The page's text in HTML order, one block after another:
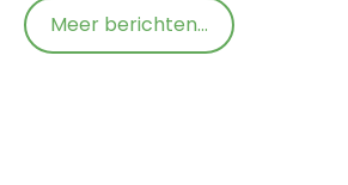
Meer berichten...